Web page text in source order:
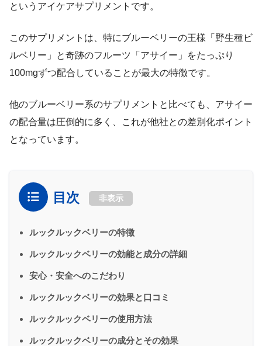
というアイケアサプリメントです。
このサプリメントは、特にブルーベリーの王様「野生種ビ
ルベリー」と奇跡のフルーツ「アサイー」をたっぷり
100mgずつ配合していることが最大の特徴です。
他のブルーベリー系のサプリメントと比べても、アサイー
の配合量は圧倒的に多く、これが他社との差別化ポイント
となっています。
目次 非表示
ルックルックベリーの特徴
ルックルックベリーの効能と成分の詳細
安心・安全へのこだわり
ルックルックベリーの効果と口コミ
ルックルックベリーの使用方法
ルックルックベリーの成分とその効果